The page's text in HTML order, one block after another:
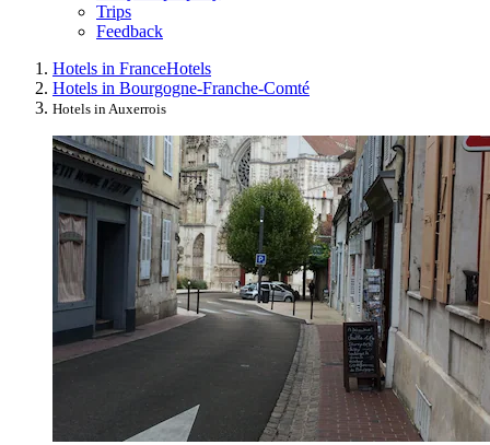
Trips
Feedback
Hotels in FranceHotels
Hotels in Bourgogne-Franche-Comté
Hotels in Auxerrois